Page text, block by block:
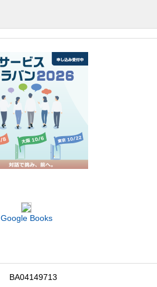
Google Books
BA04149713